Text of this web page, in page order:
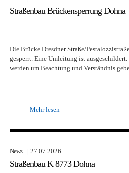
Straßenbau Brückensperrung Dohna
Die Brücke Dresdner Straße/
gesperrt. Eine Umleitung ist
werden um Beachtung und Verständnis
Mehr lesen
News | 27.07.2026
Straßenbau K 8773 Dohna